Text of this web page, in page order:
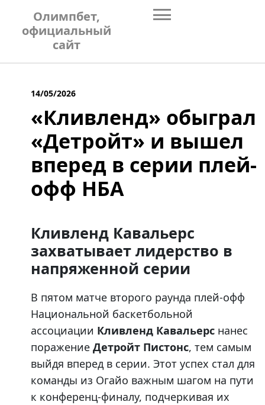
content
Олимпбет,
официальный
сайт
14/05/2026
«Кливленд» обыграл
«Детройт» и вышел
вперед в серии плей-
офф НБА
Кливленд Кавальерс
захватывает лидерство в
напряженной серии
В пятом матче второго раунда плей-офф
Национальной баскетбольной
ассоциации Кливленд Кавальерс нанес
поражение Детройт Пистонс, тем самым
выйдя вперед в серии. Этот успех стал для
команды из Огайо важным шагом на пути
к конференц-финалу, подчеркивая их